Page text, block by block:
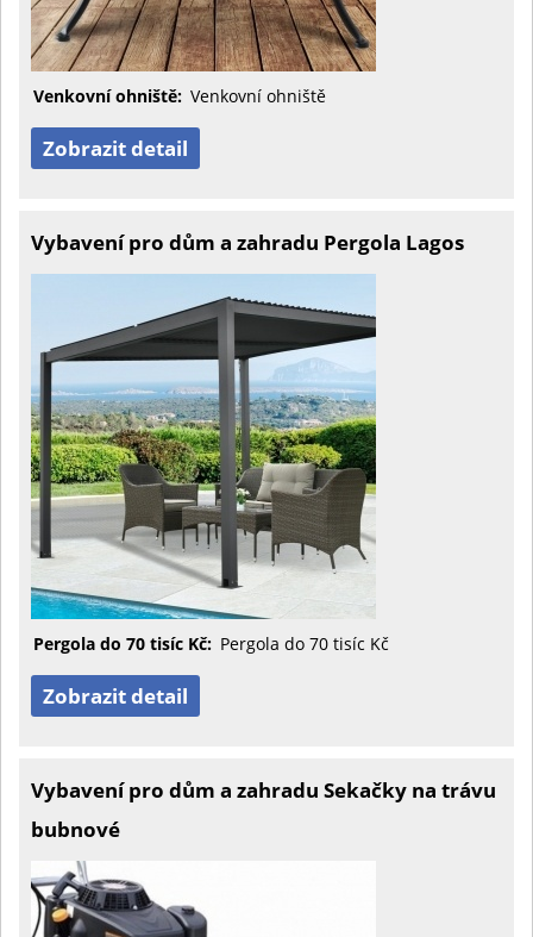
Venkovní ohniště: Venkovní ohniště
Zobrazit detail
Vybavení pro dům a zahradu Pergola Lagos
Pergola do 70 tisíc Kč: Pergola do 70 tisíc Kč
Zobrazit detail
Vybavení pro dům a zahradu Sekačky na trávu
bubnové